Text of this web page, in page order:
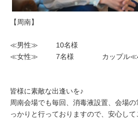
【周南】
≪男性≫ 10名様
≪女性≫ 7名様 カップル≪4
皆様に素敵な出逢いを♪
周南会場でも毎回、消毒液設置、会場
っかりと行っておりますので、安心し